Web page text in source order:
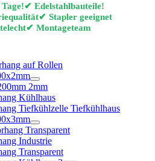
✔ Edelstahlbauteile!
✔ Stapler geeignet
✔ Montageteam
auf Rollen
2mm
Kühlhaus
Tiefkühlzelle Tiefkühlhaus
Transparent
Industrie
Transparent